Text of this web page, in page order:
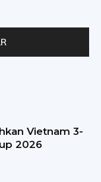
Vietnam 3-
2026